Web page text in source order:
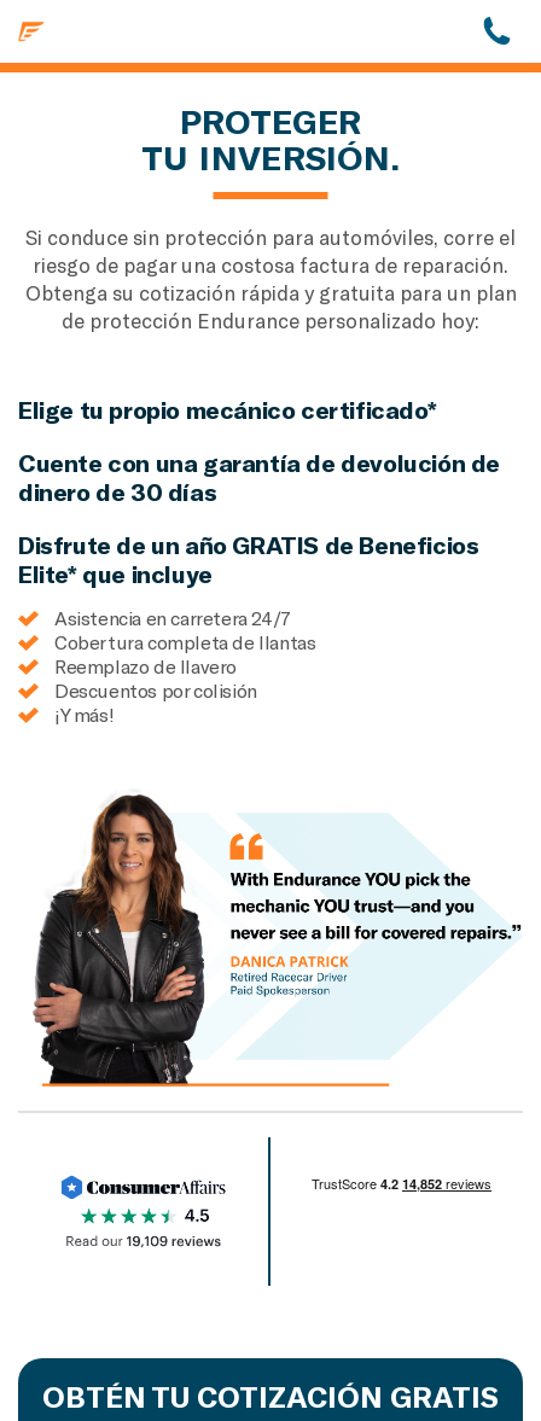
PROTEGER
TU INVERSIÓN.
Si conduce sin protección para automóviles, corre el
riesgo de pagar una costosa factura de reparación.
Obtenga su cotización rápida y gratuita para un plan
de protección Endurance personalizado hoy:
Elige tu propio mecánico certificado*
Cuente con una garantía de devolución de
dinero de 30 días
Disfrute de un año GRATIS de Beneficios
Elite* que incluye
Asistencia en carretera 24/7
Cobertura completa de llantas
Reemplazo de llavero
Descuentos por colisión
¡Y más!
OBTÉN TU COTIZACIÓN GRATIS